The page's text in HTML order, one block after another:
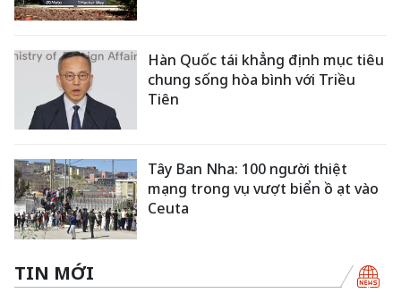
Hàn Quốc tái khẳng định mục tiêu
chung sống hòa bình với Triều
Tiên
Tây Ban Nha: 100 người thiệt
mạng trong vụ vượt biển ồ ạt vào
Ceuta
TIN MỚI